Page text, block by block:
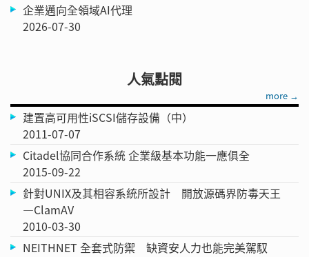
企業邁向全領域AI代理
2026-07-30
人氣點閱
more →
建置高可用性iSCSI儲存設備（中）
2011-07-07
Citadel協同合作系統 企業級基本功能一應俱全
2015-09-22
針對UNIX及其相容系統所設計 開放源碼界防毒天王
—ClamAV
2010-03-30
NEITHNET 全套式防禦 缺資安人力也能完美駕馭